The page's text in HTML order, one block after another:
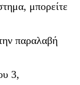
μπορείτε
παραλαβή
3,